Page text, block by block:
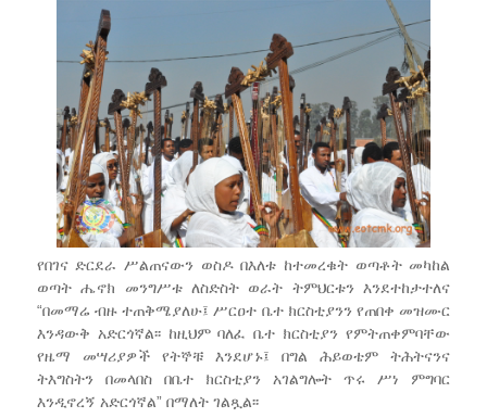
የበገና ድርደራ ሥልጠናውን ወስዶ በእለቱ ከተመረቁት ወጣቶት መካከል
ወጣት ሔኖክ መንግሥቱ ለስድስት ወራት ትምህርቱን እንደተከታተለና
“በመማሬ ብዙ ተጠቅሜያለሁ፤ ሥርዐተ ቤተ ክርስቲያንን የጠበቀ መዝሙር
እንዳውቅ አድርጎኛል፡፡ ከዚህም ባለፈ ቤተ ክርስቲያን የምትጠቀምባቸው
የዜማ መሣሪያዎች የትኞቹ እንደሆኑ፤ በግል ሕይወቴም ትሕትናንና
ትእግስትን በመላበስ በቤተ ክርስቲያን አገልግሎት ጥሩ ሥነ ምግባር
እንዲኖረኝ አድርጎኛል” በማለት ገልጿል፡፡